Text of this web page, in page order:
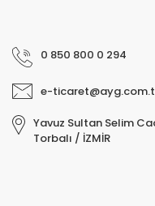
0 850 800 0 294
e-
Yavuz Sultan Selim
Torbalı / İZMİR